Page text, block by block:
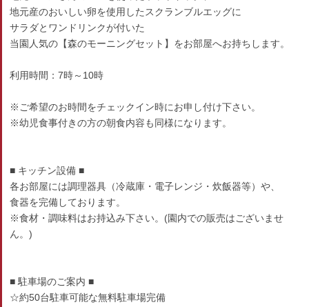
地元産のおいしい卵を使用したスクランブルエッグに
サラダとワンドリンクが付いた
当園人気の【森のモーニングセット】をお部屋へお持ちします。
利用時間：7時～10時
※ご希望のお時間をチェックイン時にお申し付け下さい。
※幼児食事付きの方の朝食内容も同様になります。
■ キッチン設備 ■
各お部屋には調理器具（冷蔵庫・電子レンジ・炊飯器等）や、
食器を完備しております。
※食材・調味料はお持込み下さい。(園内での販売はございませ
ん。)
■ 駐車場のご案内 ■
☆約50台駐車可能な無料駐車場完備